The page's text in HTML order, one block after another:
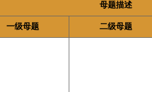
母题描述
一级母题 二级母题